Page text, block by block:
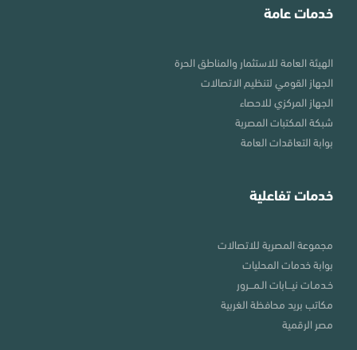
خدمات عامة
الهيئة العامة للاستثمار والمناطق الحرة
الجهاز القومي لتنظيم الاتصالات
الجهاز المركزي للاحصاء
شبكة المكتبات المصرية
بوابة التعاقدات العامة
خدمات تفاعلية
مجموعة المصرية للاتصالات
بوابة خدمات المحليات
خـدمـات نيـــابات الـمـــرور
مكاتب بريد محافظة الغربية
مصر الرقمية